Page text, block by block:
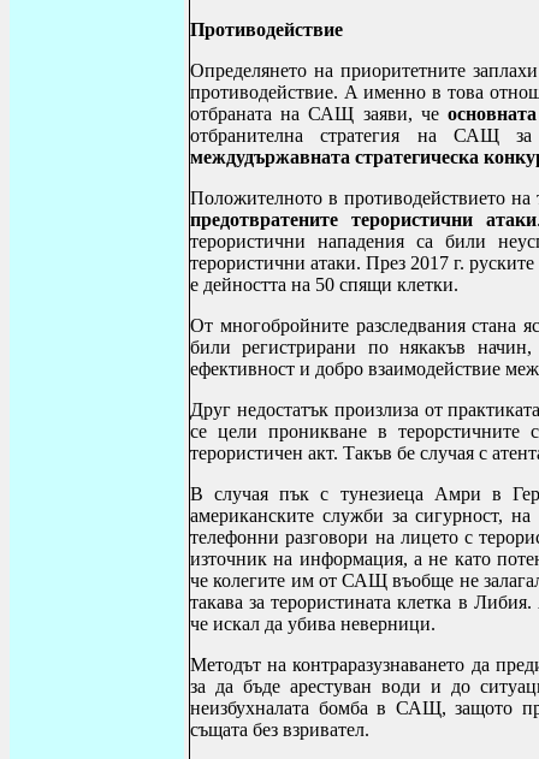
Противодействие
Определянето на приоритетните
противодействие. А именно в това
отбраната на САЩ заяви, че
отбранителна стратегия на САЩ
междудържавната стратегическа
Положителното в противодействието
предотвратените терористични атаки
терористични нападения са били
терористични атаки. През 2017 г.
е дейността на 50 спящи клетки.
От многобройните разследвания стана
били регистрирани по някакъв
ефективност и добро взаимодействие
Друг недостатък произлиза от
се цели проникване в терорстичните
терористичен акт. Такъв бе случая с
В случая пък с тунезиеца Амри в
американските служби за сигурност,
телефонни разговори на лицето с
източник на информация, а не като
че колегите им от САЩ въобще не
такава за терористината клетка в
че искал да убива неверници.
Методът на контраразузнаването да
за да бъде арестуван води и до
неизбухналата бомба в САЩ, защото
същата без взривател.